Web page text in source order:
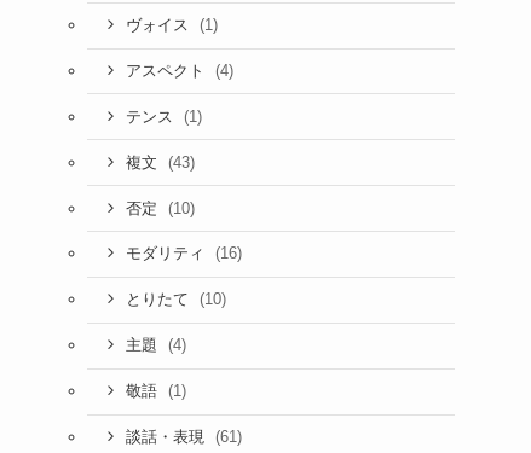
ヴォイス (1)
アスペクト (4)
テンス (1)
複文 (43)
否定 (10)
モダリティ (16)
とりたて (10)
主題 (4)
敬語 (1)
談話・表現 (61)